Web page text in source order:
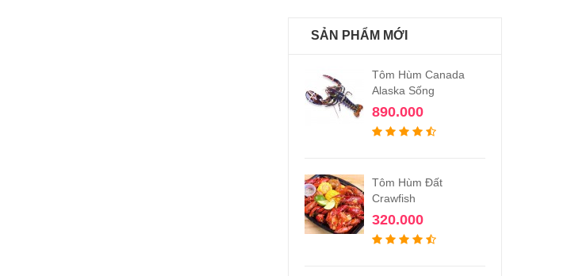
SẢN PHẨM MỚI
Tôm Hùm Canada
Alaska Sống
890.000
Tôm Hùm Đất
Crawfish
320.000